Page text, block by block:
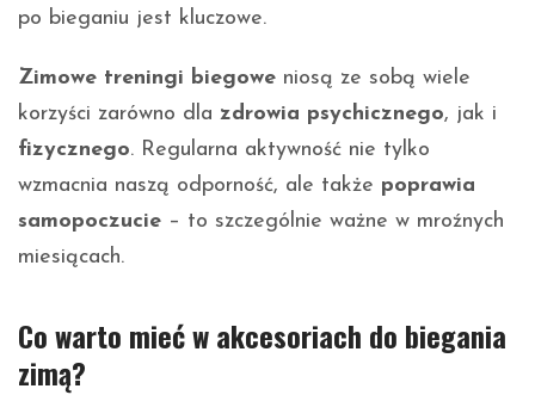
po bieganiu jest kluczowe.
Zimowe treningi biegowe niosą ze sobą wiele
korzyści zarówno dla zdrowia psychicznego, jak i
fizycznego. Regularna aktywność nie tylko
wzmacnia naszą odporność, ale także poprawia
samopoczucie – to szczególnie ważne w mroźnych
miesiącach.
Co warto mieć w akcesoriach do biegania
zimą?